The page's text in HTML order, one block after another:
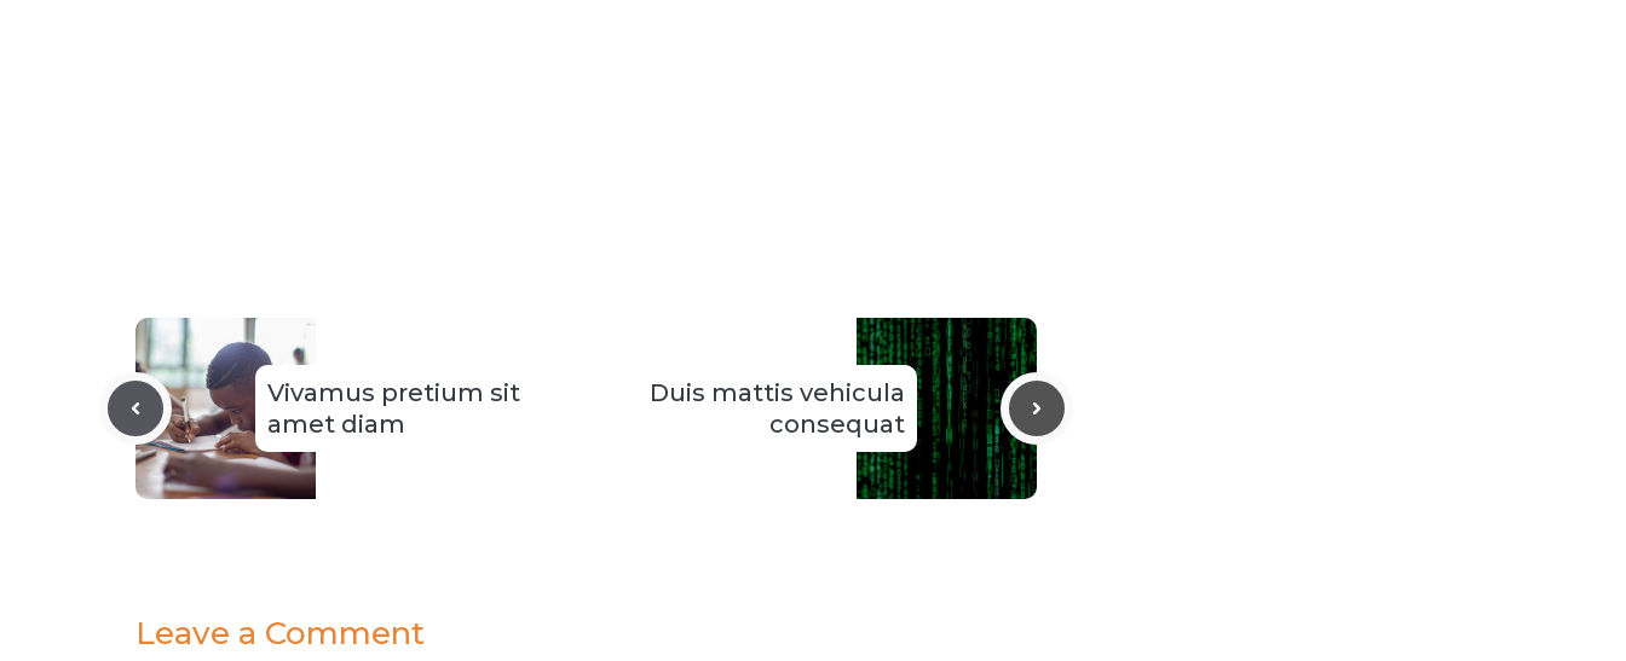
Vivamus pretium sit
amet diam
Duis mattis vehicula
consequat
Leave a Comment